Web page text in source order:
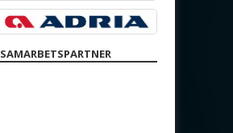
SAMARBETSPARTNER